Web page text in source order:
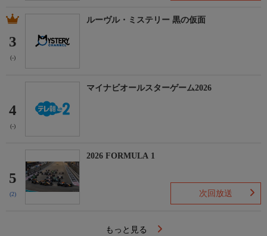
3
(-)
ルーヴル・ミステリー 黒の仮面
4
(-)
マイナビオールスターゲーム2026
5
(2)
2026 FORMULA 1
次回放送
もっと見る